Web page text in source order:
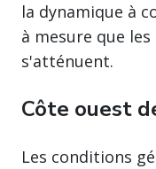
la dynamique à
à mesure que
s'atténuent.
Côte ouest
Les conditions